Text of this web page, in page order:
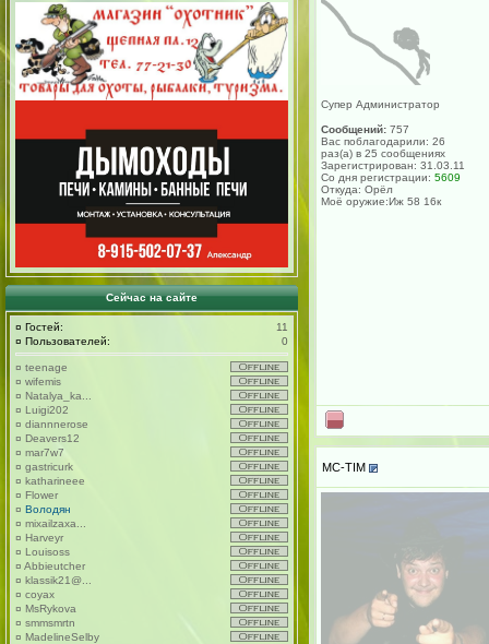
Сейчас на сайте
¤ Гостей:
11
¤ Пользователей: 0
¤ teenage
¤ wifemis
¤ Natalya_ka...
¤ Luigi202
¤ diannnerose
¤ Deavers12
¤ mar7w7
¤ gastricurk
¤ katharineee
¤ Flower
¤ Володян
¤ mixailzaxa...
¤ Harveyr
¤ Louisoss
¤ Abbieutcher
¤ klassik21@...
¤ coyax
¤ MsRykova
¤ smmsmrtn
¤ MadelineSelby
Супер Администратор
Сообщений: 757
Вас поблагодарили: 26
раз(а) в 25 сообщениях
Зарегистрирован: 31.03.11
Со дня регистрации: 5609
Откуда: Орёл
Моё оружие:Иж 58 16к
MC-TIM